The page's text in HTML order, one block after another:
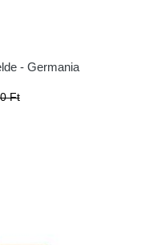
- Germania
Ft